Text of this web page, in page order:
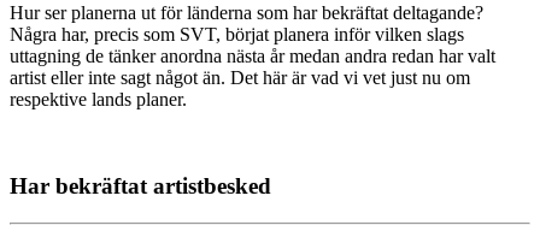
Hur ser planerna ut för länderna som har bekräftat deltagande?
Några har, precis som SVT, börjat planera inför vilken slags
uttagning de tänker anordna nästa år medan andra redan har valt
artist eller inte sagt något än. Det här är vad vi vet just nu om
respektive lands planer.
Har bekräftat artistbesked